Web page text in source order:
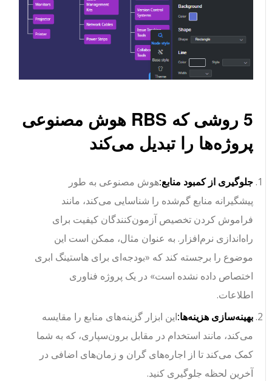
5 روشی که RBS هوش مصنوعی
پروژه‌ها را تبدیل می‌کند
جلوگیری از کمبود منابع:هوش مصنوعی به طور
پیشگیرانه منابع گم‌شده را شناسایی می‌کند، مانند
فراموش کردن تخصیص آزمون‌کنندگان کیفیت برای
راه‌اندازی نرم‌افزار. به عنوان مثال، ممکن است این
موضوع را برجسته کند که «بودجه‌ای برای هاستینگ ابری
اختصاص داده نشده است» در یک پروژه فناوری
اطلاعات.
بهینه‌سازی هزینه‌ها:این ابزار گزینه‌های منابع را مقایسه
می‌کند، مانند استخدام در مقابل برون‌سپاری، که به شما
کمک می‌کند تا از اجاره‌های گران و زمان‌های اضافی در
آخرین لحظه جلوگیری کنید.